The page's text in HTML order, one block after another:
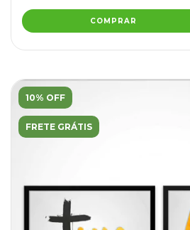
COMPRAR
10% OFF
FRETE GRÁTIS